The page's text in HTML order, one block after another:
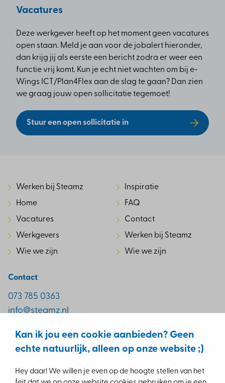
Kan ik jou een cookie aanbieden? Geen
echte natuurlijk, alleen op onze website ;)
Hey daar! We willen je even op de hoogte stellen van het
Vacatures
Deze werkgever heeft op het moment geen vacatures
open staan. Meld je aan voor de jobalert hieronder,
dan krijg jij als eerste een bericht zodra er weer een
functie vrij komt. Kun je echt niet wachten om bij e-
Wings ICT/Plan4Flex aan de slag te gaan? Dan zien
we graag jouw open sollicitatie tegemoet!
Stuur een open sollicitatie in
Werken bij Steamz
Home
Vacatures
Werkgevers
Wie we zijn
Inspiratie
FAQ
Contact
Werken bij Steamz
Wie we zijn
Contact
073 785 0363
info@steamz.nl
Reitscheweg 1-7
5232 BX ‘s-Hertogenbosch
Op de hoogte blijven van de leukste vacatures? Volg ons
op socials!